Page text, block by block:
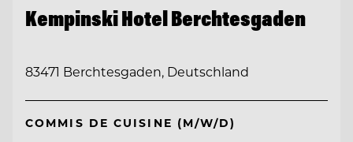
Kempinski Hotel Berchtesgaden
83471 Berchtesgaden, Deutschland
COMMIS DE CUISINE (M/W/D)